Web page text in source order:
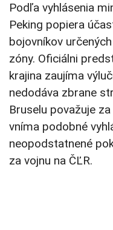
Podľa vyhlásenia
Peking popiera
bojovníkov
zóny. Oficiálni
krajina zaujíma
nedodáva zbrane
Bruselu považuje
vníma podobné
neopodstatnené
za vojnu na ČĽR.